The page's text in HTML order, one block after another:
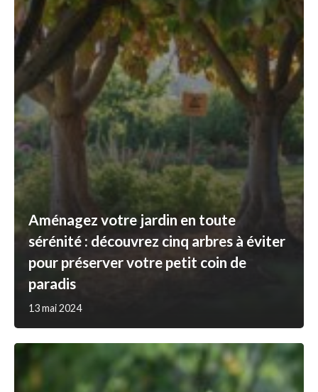
Aménagez votre jardin en toute
sérénité : découvrez cinq arbres à éviter
pour préserver votre petit coin de
paradis
13 mai 2024